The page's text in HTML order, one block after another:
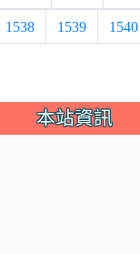
1538 1539 1540
本站資訊